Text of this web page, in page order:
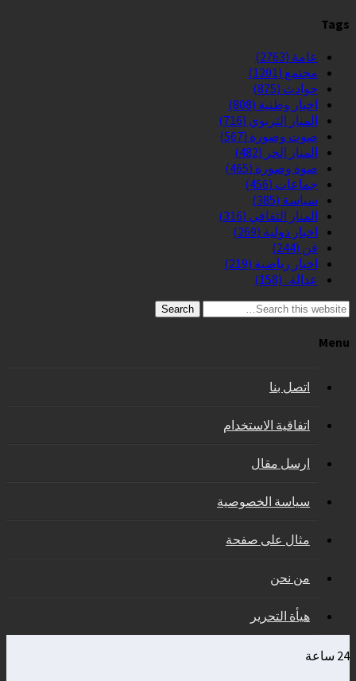
Tags
عامة (2763)
مجتمع (1201)
حوادث (875)
اخبار وطنية (808)
المنار التربوي (716)
صوت وصورة (567)
المنار الحر (482)
صوة وصورة (465)
جماعات (456)
سياسة (385)
المنار الثقافي (316)
اخبار دولية (269)
فن (244)
اخبار رياضية (219)
عدالة.. (158)
Search
Menu
اتصل بنا
اتفاقية الاستخدام
ارسل مقال
سياسة الخصوصية
مثال على صفحة
من نحن
هيأة التحرير
24 ساعة